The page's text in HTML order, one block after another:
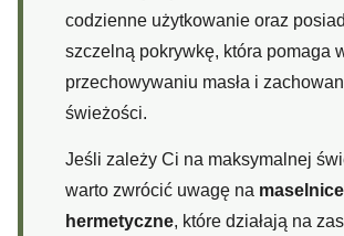
codzienne użytkowanie oraz
szczelną pokrywkę, która pomaga
przechowywaniu masła i
świeżości.
Jeśli zależy Ci na maksymalnej
warto zwrócić uwagę na maselnice
hermetyczne, które działają na